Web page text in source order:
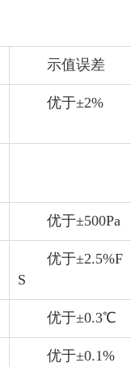
示值误差
优于±2%
优于±500Pa
优于±2.5%F
S
优于±0.3℃
优于±0.1%